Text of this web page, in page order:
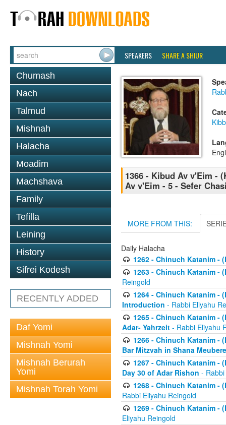
SPEAKERS SHARE A SHIUR
Chumash
Nach
Talmud
Mishnah
Halacha
Moadim
Machshava
Family
Tefilla
Leining
History
Sifrei Kodesh
RECENTLY ADDED
Daf Yomi
Mishnah Yomi
Mishnah Berurah
Yomi
Mishnah Torah Yomi
1366 - Kibud Av v'Eim -
Av v'Eim - 5 - Sefer
MORE FROM THIS:
Daily Halacha
1262 - Chinuch Katanim -
1263 - Chinuch Katanim -
Reingold
1264 - Chinuch Katanim -
Introduction - Rabbi Eliyahu
1265 - Chinuch Katanim -
Adar- Yahrzeit - Rabbi Eliyahu
1266 - Chinuch Katanim -
Bar Mitzvah in Shana
1267 - Chinuch Katanim -
Day 30 of Adar Rishon -
1268 - Chinuch Katanim -
Rabbi Eliyahu Reingold
1269 - Chinuch Katanim -
Eliyahu Reingold